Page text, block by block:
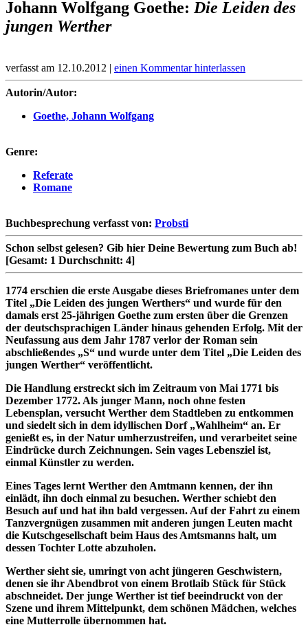
Johann Wolfgang Goethe: Die Leiden des
jungen Werther
verfasst am 12.10.2012 | einen Kommentar hinterlassen
Autorin/Autor:
Goethe, Johann Wolfgang
Genre:
Referate
Romane
Buchbesprechung verfasst von: Probsti
Schon selbst gelesen? Gib hier Deine Bewertung zum Buch ab!
[Gesamt: 1 Durchschnitt: 4]
1774 erschien die erste Ausgabe dieses Briefromanes unter dem
Titel „Die Leiden des jungen Werthers“ und wurde für den
damals erst 25-jährigen Goethe zum ersten über die Grenzen
der deutschsprachigen Länder hinaus gehenden Erfolg. Mit der
Neufassung aus dem Jahr 1787 verlor der Roman sein
abschließendes „S“ und wurde unter dem Titel „Die Leiden des
jungen Werther“ veröffentlicht.
Die Handlung erstreckt sich im Zeitraum von Mai 1771 bis
Dezember 1772. Als junger Mann, noch ohne festen
Lebensplan, versucht Werther dem Stadtleben zu entkommen
und siedelt sich in dem idyllischen Dorf „Wahlheim“ an. Er
genießt es, in der Natur umherzustreifen, und verarbeitet seine
Eindrücke durch Zeichnungen. Sein vages Lebensziel ist,
einmal Künstler zu werden.
Eines Tages lernt Werther den Amtmann kennen, der ihn
einlädt, ihn doch einmal zu besuchen. Werther schiebt den
Besuch auf und hat ihn bald vergessen. Auf der Fahrt zu einem
Tanzvergnügen zusammen mit anderen jungen Leuten macht
die Kutschgesellschaft beim Haus des Amtsmanns halt, um
dessen Tochter Lotte abzuholen.
Werther sieht sie, umringt von acht jüngeren Geschwistern,
denen sie ihr Abendbrot von einem Brotlaib Stück für Stück
abschneidet. Der junge Werther ist tief beeindruckt von der
Szene und ihrem Mittelpunkt, dem schönen Mädchen, welches
eine Mutterrolle übernommen hat.